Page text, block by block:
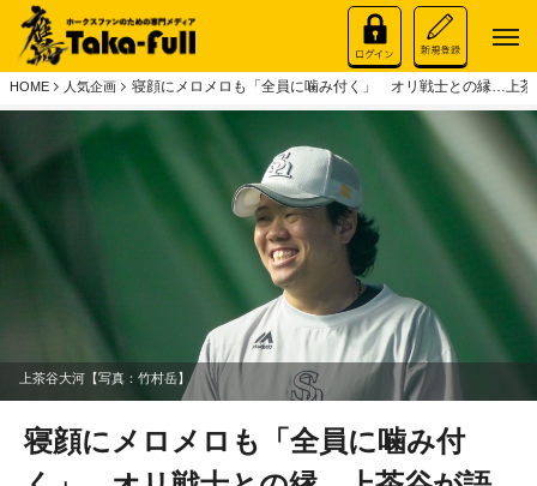
HOME 人気企画 寝顔にメロメロも「全員に噛み付く」 オリ戦士との縁…上茶
上茶谷大河【写真：竹村岳】
寝顔にメロメロも「全員に噛み付